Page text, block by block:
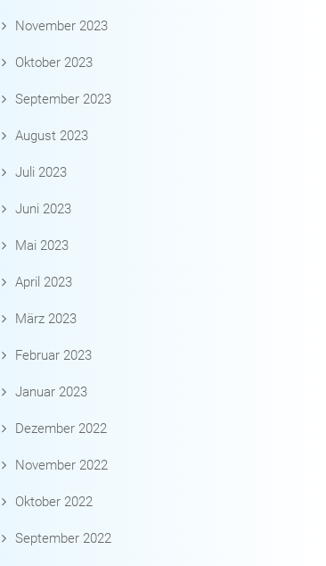
November 2023
Oktober 2023
September 2023
August 2023
Juli 2023
Juni 2023
Mai 2023
April 2023
März 2023
Februar 2023
Januar 2023
Dezember 2022
November 2022
Oktober 2022
September 2022